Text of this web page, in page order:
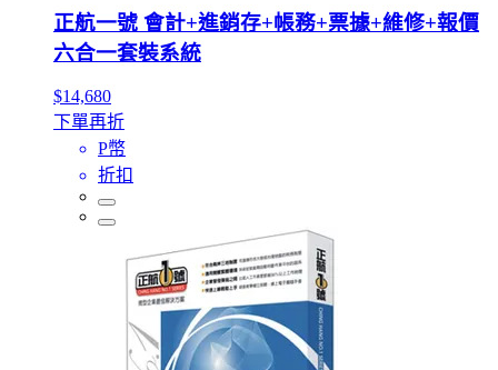
正航一號 會計+進銷存+帳務+票據+維修+報價
六合一套裝系統
$14,680
下單再折
P幣
折扣